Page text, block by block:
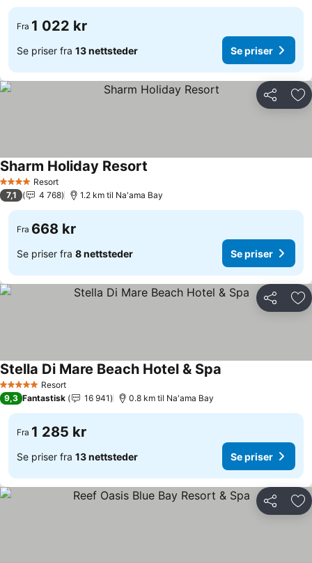
Fra 1 022 kr
Se priser fra 13 nettsteder Se priser
Del
4 StjernerResort
Sharm Holiday Resort
7,1 4 768 1.2 km til Na'ama Bay
Fra 668 kr
Se priser fra 8 nettsteder Se priser
Del
5 Stjerner Resort
Stella Di Mare Beach Hotel & Spa
9,3 Fantastisk 16 941 0.8 km til Na'ama Bay
Fra 1 285 kr
Se priser fra 13 nettsteder Se priser
Del